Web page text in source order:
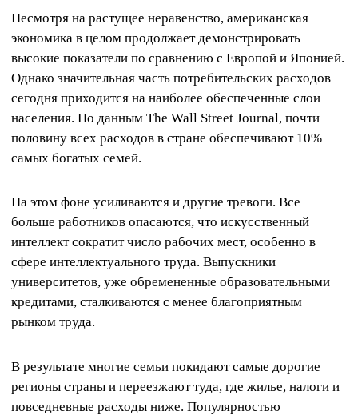
Несмотря на растущее неравенство, американская
экономика в целом продолжает демонстрировать
высокие показатели по сравнению с Европой и Японией.
Однако значительная часть потребительских расходов
сегодня приходится на наиболее обеспеченные слои
населения. По данным The Wall Street Journal, почти
половину всех расходов в стране обеспечивают 10%
самых богатых семей.
На этом фоне усиливаются и другие тревоги. Все
больше работников опасаются, что искусственный
интеллект сократит число рабочих мест, особенно в
сфере интеллектуального труда. Выпускники
университетов, уже обремененные образовательными
кредитами, сталкиваются с менее благоприятным
рынком труда.
В результате многие семьи покидают самые дорогие
регионы страны и переезжают туда, где жилье, налоги и
повседневные расходы ниже. Популярностью